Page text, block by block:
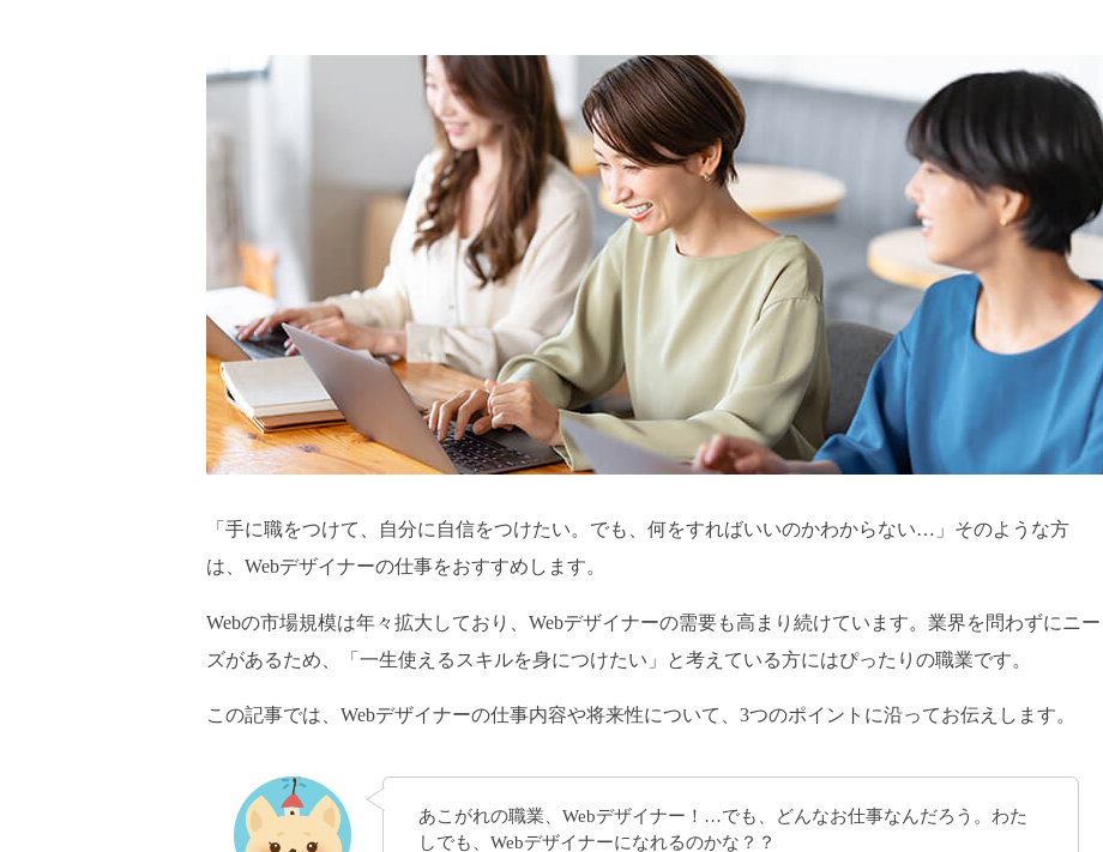
「手に職をつけて、自分に自信をつけたい。でも、何をすればいいのかわからない…」そのような方
は、Webデザイナーの仕事をおすすめします。
Webの市場規模は年々拡大しており、Webデザイナーの需要も高まり続けています。業界を問わずにニー
ズがあるため、「一生使えるスキルを身につけたい」と考えている方にはぴったりの職業です。
この記事では、Webデザイナーの仕事内容や将来性について、3つのポイントに沿ってお伝えします。
あこがれの職業、Webデザイナー！…でも、どんなお仕事なんだろう。わた
しでも、Webデザイナーになれるのかな？？